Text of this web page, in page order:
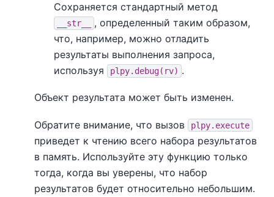
Сохраняется стандартный метод
__str__
, определенный таким образом,
что, например, можно отладить
результаты выполнения запроса,
используя
plpy.debug(rv) .
Объект результата может быть изменен.
Обратите внимание, что вызов plpy.execute
приведет к чтению всего набора результатов
в память. Используйте эту функцию только
тогда, когда вы уверены, что набор
результатов будет относительно небольшим.